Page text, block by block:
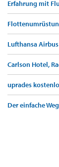
Erfahrung mit
Lufthansa
Carlson Hotel,
uprades
Der einfache